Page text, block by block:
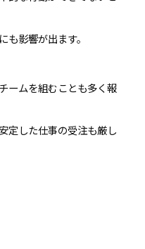
影響が出ます。
ームを組むことも多く報
定した仕事の受注も厳し